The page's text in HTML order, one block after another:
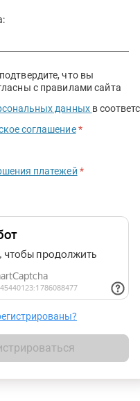
что вы
с правилами сайта
данных в
соглашение *
платежей *